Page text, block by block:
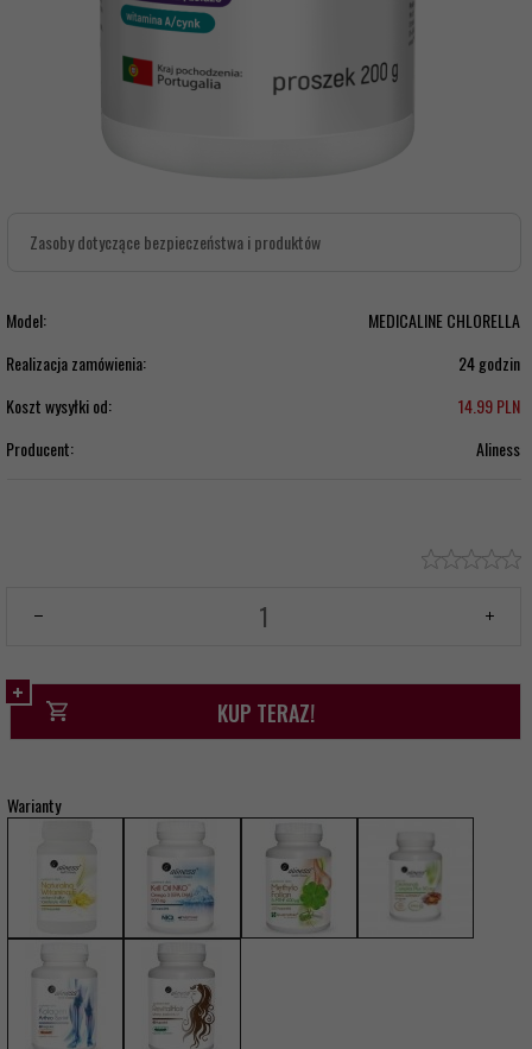
Zasoby dotyczące bezpieczeństwa i produktów
Model:
MEDICALINE CHLORELLA
Realizacja zamówienia:
24 godzin
Koszt wysyłki od:
14.99 PLN
Producent:
Aliness
KUP TERAZ!
Warianty